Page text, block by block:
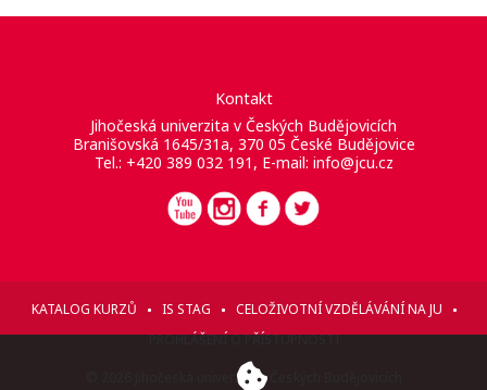
Kontakt
Jihočeská univerzita v Českých Budějovicích
Branišovská 1645/31a, 370 05 České Budějovice
Tel.: +420 389 032 191, E-mail: info@jcu.cz
KATALOG KURZŮ IS STAG
CELOŽIVOTNÍ VZDĚLÁVÁNÍ NA JU
PROHLÁŠENÍ O PŘÍSTUPNOSTI
© 2026 Jihočeská univerzita v Českých Budějovicích